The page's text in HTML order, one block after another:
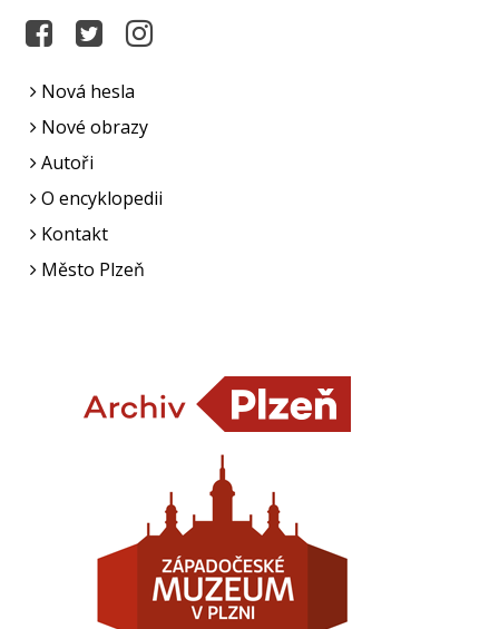
Nová hesla
Nové obrazy
Autoři
O encyklopedii
Kontakt
Město Plzeň